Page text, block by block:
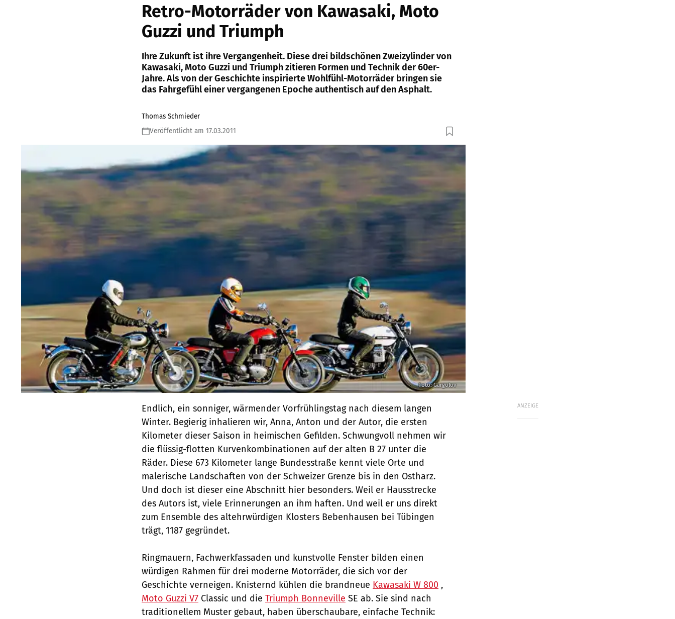
Retro-Motorräder von Kawasaki, Moto
Guzzi und Triumph
Ihre Zukunft ist ihre Vergangenheit. Diese drei bildschönen Zweizylinder von
Kawasaki, Moto Guzzi und Triumph zitieren Formen und Technik der 60er-
Jahre. Als von der Geschichte inspirierte Wohlfühl-Motorräder bringen sie
das Fahrgefühl einer vergangenen Epoche authentisch auf den Asphalt.
Thomas Schmieder
Veröffentlicht am 17.03.2011
Foto: Gargolov
ANZEIGE
Endlich, ein sonniger, wärmender Vorfrühlingstag nach diesem langen
Winter. Begierig inhalieren wir, Anna, Anton und der Autor, die ersten
Kilometer dieser Saison in heimischen Gefilden. Schwungvoll nehmen wir
die flüssig-flotten Kurvenkombinationen auf der alten B 27 unter die
Räder. Diese 673 Kilometer lange Bundesstraße kennt viele Orte und
malerische Landschaften von der Schweizer Grenze bis in den Ostharz.
Und doch ist dieser eine Abschnitt hier besonders. Weil er Hausstrecke
des Autors ist, viele Erinnerungen an ihm haften. Und weil er uns direkt
zum Ensemble des altehrwürdigen Klosters Bebenhausen bei Tübingen
trägt, 1187 gegründet.
Ringmauern, Fachwerkfassaden und kunstvolle Fenster bilden einen
würdigen Rahmen für drei moderne Motorräder, die sich vor der
Geschichte verneigen. Knisternd kühlen die brandneue Kawasaki W 800 ,
Moto Guzzi V7 Classic und die Triumph Bonneville SE ab. Sie sind nach
traditionellem Muster gebaut, haben überschaubare, einfache Technik: